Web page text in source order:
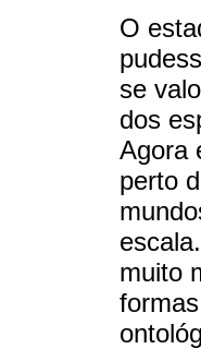
O
se
dos
Agora
perto
muito